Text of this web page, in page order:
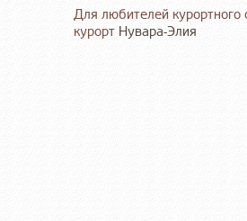
Для любителей курортного
курорт Нувара-Элия